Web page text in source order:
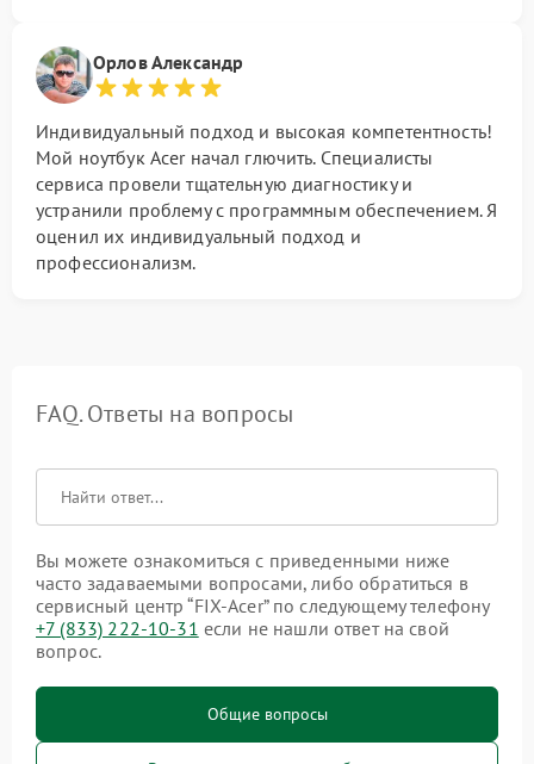
Орлов Александр
Индивидуальный подход и высокая компетентность!
Мой ноутбук Acer начал глючить. Специалисты
сервиса провели тщательную диагностику и
устранили проблему с программным обеспечением. Я
оценил их индивидуальный подход и
профессионализм.
FAQ. Ответы на вопросы
Вы можете ознакомиться с приведенными ниже
часто задаваемыми вопросами, либо обратиться в
сервисный центр “FIX-Acer” по следующему телефону
+7 (833) 222-10-31 если не нашли ответ на свой
вопрос.
Общие вопросы